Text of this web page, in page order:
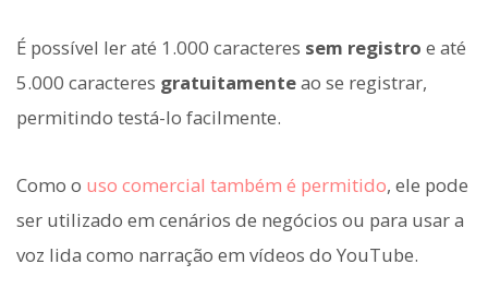
É possível ler até 1.000 caracteres sem registro e até
5.000 caracteres gratuitamenteao se registrar,
permitindo testá-lo facilmente.
Como o uso comercial também é permitido, ele pode
ser utilizado em cenários de negócios ou para usar a
voz lida como narração em vídeos do YouTube.